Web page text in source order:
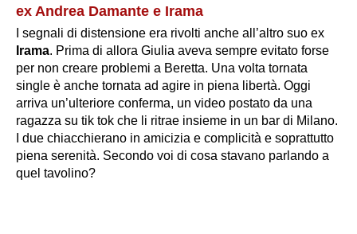
ex Andrea Damante e Irama
I segnali di distensione era rivolti anche all’altro suo ex
Irama. Prima di allora Giulia aveva sempre evitato forse
per non creare problemi a Beretta. Una volta tornata
single è anche tornata ad agire in piena libertà. Oggi
arriva un’ulteriore conferma, un video postato da una
ragazza su tik tok che li ritrae insieme in un bar di Milano.
I due chiacchierano in amicizia e complicità e soprattutto
piena serenità. Secondo voi di cosa stavano parlando a
quel tavolino?